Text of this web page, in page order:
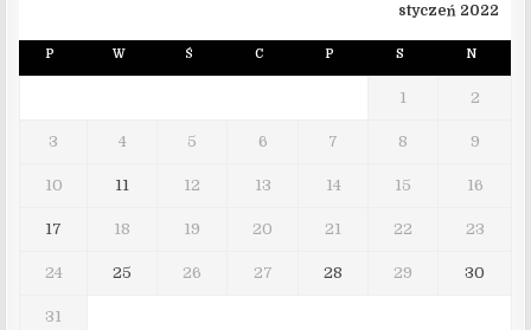
styczeń 2022
P W Ś C P S N
1 2
3 4 5 6 7 8 9
10 11 12 13 14 15 16
17 18 19 20 21 22 23
24 25 26 27 28 29 30
31